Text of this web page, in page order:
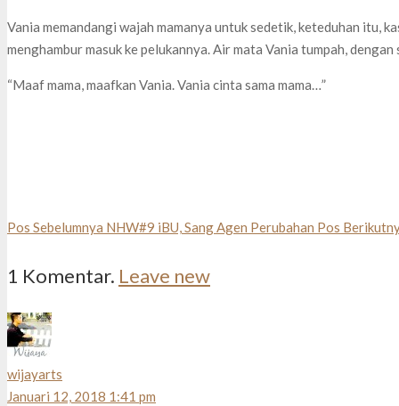
Vania memandangi wajah mamanya untuk sedetik, keteduhan itu,
menghambur masuk ke pelukannya. Air mata Vania tumpah,
“Maaf mama, maafkan Vania. Vania cinta sama mama…”
Pos Sebelumnya NHW#9 iBU, Sang Agen Perubahan Pos
1 Komentar. Leave new
wijayarts
Januari 12, 2018 1:41 pm